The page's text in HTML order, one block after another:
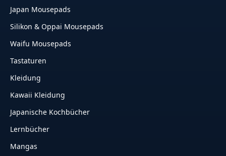
Japan Mousepads
Silikon & Oppai Mousepads
Waifu Mousepads
Tastaturen
Kleidung
Kawaii Kleidung
Japanische Kochbücher
Lernbücher
Mangas